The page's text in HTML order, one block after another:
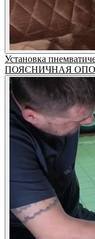
Установка
ПОЯСНИЧНАЯ